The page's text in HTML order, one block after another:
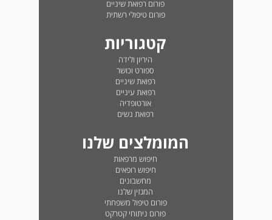
פורום רפואת שיניים
פורום טיפולי רשתית
קטגוריות
היריון ולידה
ספורט וכושר
רפואת שיניים
רפואת עיניים
אורטופדיה
רפואת נשים
המומלצים שלנו
חיפוש מרפאות
חיפוש רופאים
מחשבונים
המגזין שלנו
פורום טיפול משפחתי
פורום ניתוחי קטרקט